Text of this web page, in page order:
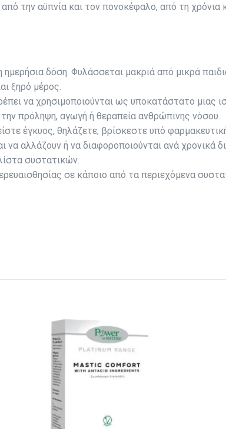
από την αϋπνία και τον πονοκέφαλο, από τη
δόση. Φυλάσσεται μακριά από μικρά
ξηρό μέρος.
να χρησιμοποιούνται ως υποκατάστατο μιας
πρόληψη, αγωγή ή θεραπεία ανθρώπινης νόσου.
έγκυος, θηλάζετε, βρίσκεστε υπό
να αλλάζουν ή να διαφοροποιούνται ανά
συστατικών.
σε κάποιο από τα περιεχόμενα